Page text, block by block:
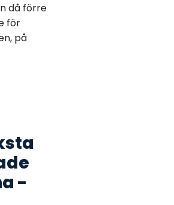
då förre
för
på
-